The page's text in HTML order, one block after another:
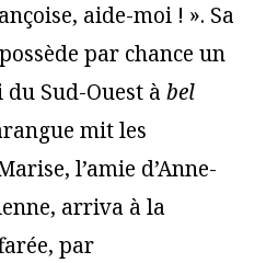
aide-moi ! ». Sa
par chance un
Sud-Ouest à bel
mit les
l’amie d’Anne-
arriva à la
par